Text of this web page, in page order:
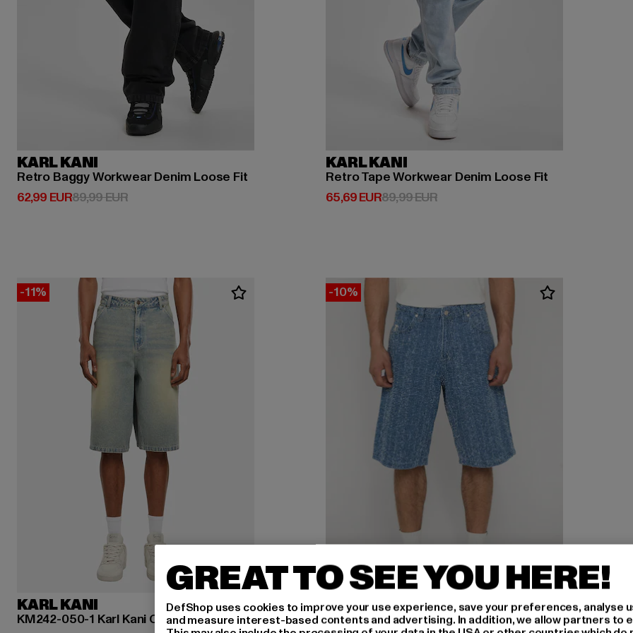
KARL KANI
Retro Baggy Workwear Denim Loose Fit
62,99 EUR
Derzeitiger Preis: 62,99 EUR
89,99 EURAktionspreis: 89,99 EUR
KARL KANI
Retro Tape Workwear Denim Loose Fit
65,69 EUR
Derzeitiger Preis: 65,69 EUR
89,99 EURAktionspreis: 89,99 EUR
-11%
KARL KANI
KM242-050-1 Karl Kani OG Denim Baggy Jorts
-10%
GREAT TO SEE YOU HERE!
DefShop uses cookies to improve your use experience, save your preferences, analyse
and measure interest-based contents and advertising. In addition, we allow partners to